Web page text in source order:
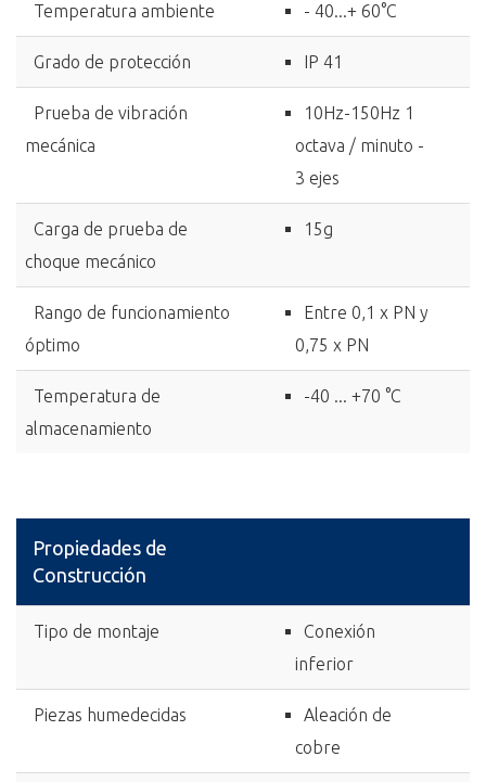
Temperatura ambiente - 40...+ 60°C
Grado de protección IP 41
Prueba de vibración
mecánica
10Hz-150Hz 1
octava / minuto -
3 ejes
Carga de prueba de
choque mecánico
15g
Rango de funcionamiento
óptimo
Entre 0,1 x PN y
0,75 x PN
Temperatura de
almacenamiento
-40 ... +70 °C
Propiedades de
Construcción
Tipo de montaje
Conexión
inferior
Piezas humedecidas
Aleación de
cobre